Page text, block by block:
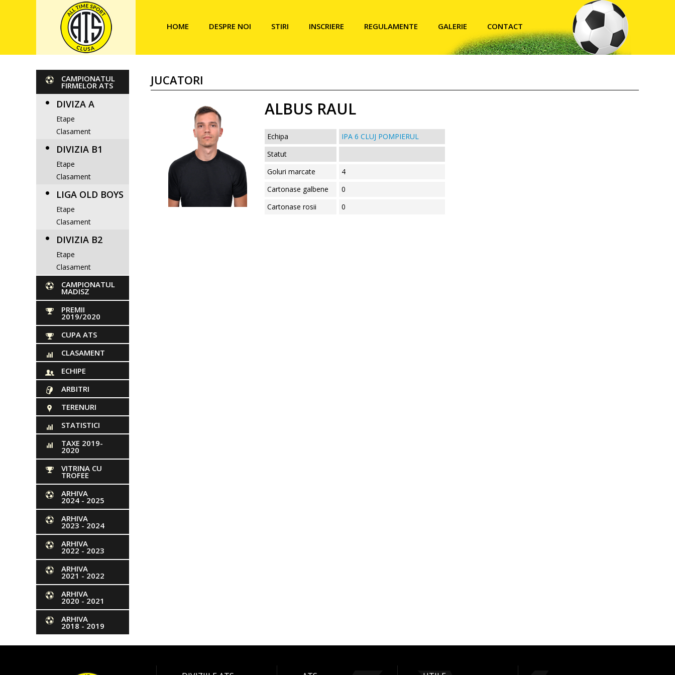
HOME DESPRE NOI STIRI INSCRIERE REGULAMENTE GALERIE CONTACT
CAMPIONATUL
FIRMELOR ATS
DIVIZA A
Etape
Clasament
DIVIZIA B1
Etape
Clasament
LIGA OLD BOYS
Etape
Clasament
DIVIZIA B2
Etape
Clasament
CAMPIONATUL
MADISZ
PREMII
2019/2020
CUPA ATS
CLASAMENT
ECHIPE
ARBITRI
TERENURI
STATISTICI
TAXE 2019-
2020
VITRINA CU
TROFEE
ARHIVA
2024 - 2025
ARHIVA
2023 - 2024
ARHIVA
2022 - 2023
ARHIVA
2021 - 2022
ARHIVA
2020 - 2021
ARHIVA
2018 - 2019
JUCATORI
ALBUS RAUL
Echipa
IPA 6 CLUJ POMPIERUL
Statut
Goluri marcate
4
Cartonase galbene
0
Cartonase rosii
0